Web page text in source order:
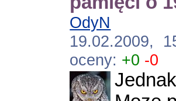
OdyN
19.02.2009,
oceny: +0 -0